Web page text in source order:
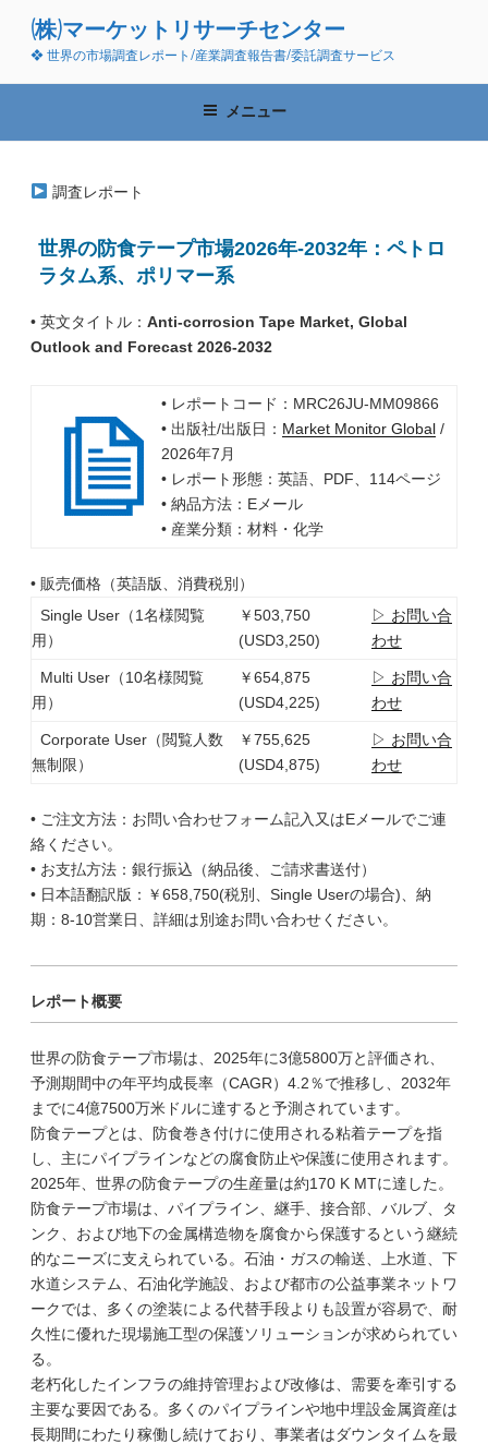
ン
(株)マーケットリサーチセンター
❖ 世界の市場調査レポート/産業調査報告書/委託調査サービス
メニュー
調査レポート
世界の防食テープ市場2026年-2032年：ペトロ
ラタム系、ポリマー系
• 英文タイトル： Anti-corrosion Tape Market, Global
Outlook and Forecast 2026-2032
• レポートコード：MRC26JU-MM09866
• 出版社/出版日： Market Monitor Global/
2026年7月
• レポート形態：英語、PDF、114ページ
• 納品方法：Eメール
• 産業分類：材料・化学
• 販売価格（英語版、消費税別）
Single User（1名様閲覧
用）
￥503,750
(USD3,250)
▷ お問い合
わせ
Multi User（10名様閲覧
用）
￥654,875
(USD4,225)
▷ お問い合
わせ
Corporate User（閲覧人数
無制限）
￥755,625
(USD4,875)
▷ お問い合
わせ
• ご注文方法：お問い合わせフォーム記入又はEメールでご連
絡ください。
• お支払方法：銀行振込（納品後、ご請求書送付）
• 日本語翻訳版：￥658,750(税別、Single Userの場合)、納
期：8-10営業日、詳細は別途お問い合わせください。
レポート概要
世界の防食テープ市場は、2025年に3億5800万と評価され、
予測期間中の年平均成長率（CAGR）4.2％で推移し、2032年
までに4億7500万米ドルに達すると予測されています。
防食テープとは、防食巻き付けに使用される粘着テープを指
し、主にパイプラインなどの腐食防止や保護に使用されます。
2025年、世界の防食テープの生産量は約170 K MTに達した。
防食テープ市場は、パイプライン、継手、接合部、バルブ、タ
ンク、および地下の金属構造物を腐食から保護するという継続
的なニーズに支えられている。石油・ガスの輸送、上水道、下
水道システム、石油化学施設、および都市の公益事業ネットワ
ークでは、多くの塗装による代替手段よりも設置が容易で、耐
久性に優れた現場施工型の保護ソリューションが求められてい
る。
老朽化したインフラの維持管理および改修は、需要を牽引する
主要な要因である。多くのパイプラインや地中埋設金属資産は
長期間にわたり稼働し続けており、事業者はダウンタイムを最